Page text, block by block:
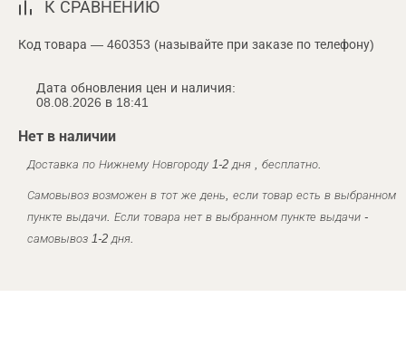
К СРАВНЕНИЮ
Код товара — 460353 (называйте при заказе по телефону)
Дата обновления цен и наличия:
08.08.2026 в 18:41
Нет в наличии
Доставка по Нижнему Новгороду 1-2 дня , бесплатно.
Самовывоз возможен в тот же день, если товар есть в выбранном
пункте выдачи. Если товара нет в выбранном пункте выдачи -
самовывоз 1-2 дня.